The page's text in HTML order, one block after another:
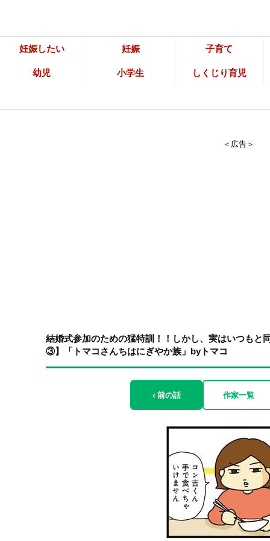
妊娠したい 妊娠 子育て
幼児 小学生 しくじり育児
＜広告＞
結婚式参加のための猛特訓！！しかし、実はいつもと
③】「トマコさんちはにぎやか族」byトマコ
‹ 前の話 作家一覧